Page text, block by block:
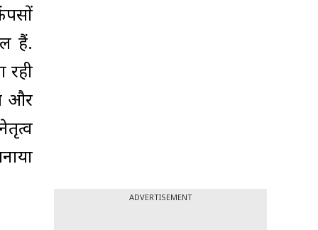
हैं.
रही
और
ADVERTISEMENT